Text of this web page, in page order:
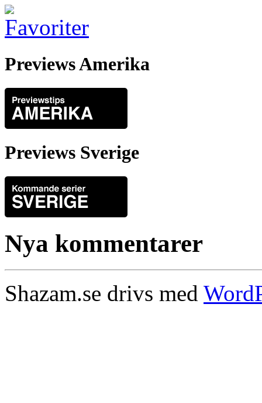
Previews Amerika
Previews Sverige
Nya kommentarer
Shazam.se drivs med